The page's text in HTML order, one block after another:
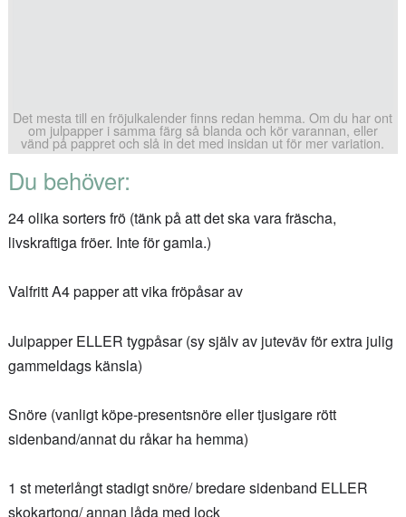
Det mesta till en fröjulkalender finns redan hemma. Om du har ont
om julpapper i samma färg så blanda och kör varannan, eller
vänd på pappret och slå in det med insidan ut för mer variation.
Du behöver:
24 olika sorters frö (tänk på att det ska vara fräscha,
livskraftiga fröer. Inte för gamla.)
Valfritt A4 papper att vika fröpåsar av
Julpapper ELLER tygpåsar (sy själv av juteväv för extra julig
gammeldags känsla)
Snöre (vanligt köpe-presentsnöre eller tjusigare rött
sidenband/annat du råkar ha hemma)
1 st meterlångt stadigt snöre/ bredare sidenband ELLER
skokartong/ annan låda med lock